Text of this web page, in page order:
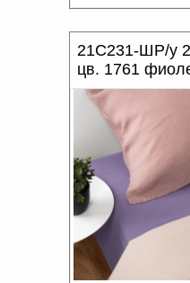
21С231-ШР/у
цв. 1761